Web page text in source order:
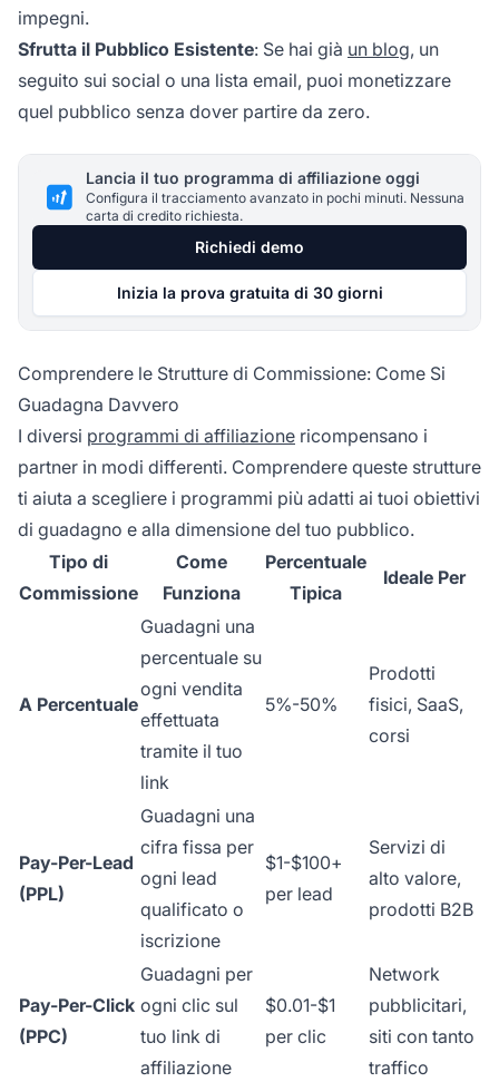
impegni.
Sfrutta il Pubblico Esistente: Se hai già un blog, un
seguito sui social o una lista email, puoi monetizzare
quel pubblico senza dover partire da zero.
Lancia il tuo programma di affiliazione oggi
Configura il tracciamento avanzato in pochi minuti. Nessuna
carta di credito richiesta.
Richiedi demo
Inizia la prova gratuita di 30 giorni
Comprendere le Strutture di Commissione: Come Si
Guadagna Davvero
I diversi programmi di affiliazione ricompensano i
partner in modi differenti. Comprendere queste strutture
ti aiuta a scegliere i programmi più adatti ai tuoi obiettivi
di guadagno e alla dimensione del tuo pubblico.
Tipo di
Commissione
Come
Funziona
Percentuale
Tipica
Ideale Per
A Percentuale
Guadagni una
percentuale su
ogni vendita
effettuata
tramite il tuo
link
5%-50%
Prodotti
fisici, SaaS,
corsi
Pay-Per-Lead
(PPL)
Guadagni una
cifra fissa per
ogni lead
qualificato o
iscrizione
$1-$100+
per lead
Servizi di
alto valore,
prodotti B2B
Pay-Per-Click
(PPC)
Guadagni per
ogni clic sul
tuo link di
affiliazione
$0.01-$1
per clic
Network
pubblicitari,
siti con tanto
traffico